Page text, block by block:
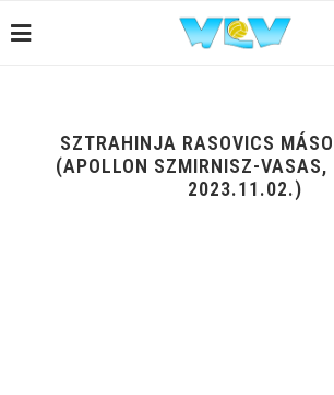
SZTRAHINJA RASOVICS
(APOLLON SZMIRNISZ-VASAS,
2023.11.02.)